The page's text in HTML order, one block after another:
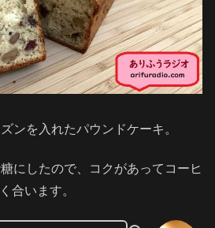
ンを入れたパウンドケーキ。
にしたので、コクがあってコーヒ
合います。